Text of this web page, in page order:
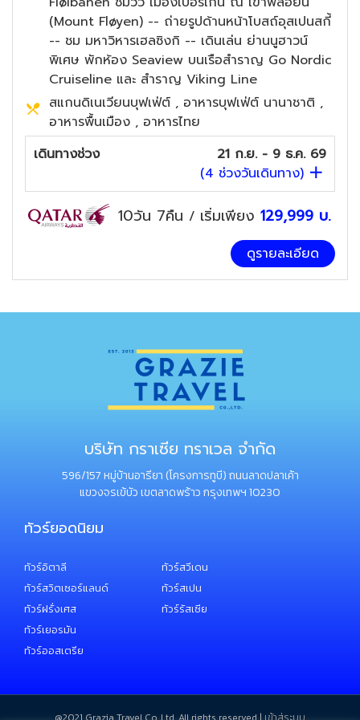
(Mount Fløyen) -- ถ่ายรูปด้านหน้าโบสถ์อุสเปนสกี้
-- ชม มหาวิหารเฮลซิงกิ -- เดินเล่น ย่านนูฮาวน์
พิเศษ พักห้อง Seaview บนเรือสำราญ Go Nordic
Cruiseline และ สำราญ Viking Line
สแกนดิเนเวียนบุฟเฟ่ต์ , อาหารบุฟเฟ่ต์ นานาชาติ ,
อาหารพื้นเมือง , อาหารไทย
เดินทางช่วง
21 ก.ย. - 9 ธ.ค. 69
(4 ช่วงวันเดินทาง)
10วัน 7คืน / เริ่มเพียง 129,999 บ.
ดูรายละเอียด
บริษัท กราเซีย ทราเวล จำกัด
596/157 หมู่บ้านอารียา (โครงการทูบี) ถนนลาดปลาเค้า
แขวงจรเข้บัว เขตลาดพร้าว กรุงเทพฯ 10230
ทัวร์ยอดนิยม
ทัวร์อิตาลี
ทัวร์สวิตเซอร์แลนด์
ทัวร์ฝรั่งเศส
ทัวร์เยอรมัน
ทัวร์ออสเตรีย
ทัวร์สวีเดน
ทัวร์สเปน
ทัวร์รัสเซีย